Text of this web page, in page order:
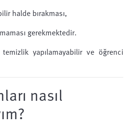
halde bırakması,
gerekmektedir.
temizlik yapılamayabilir ve öğrenci
nasıl